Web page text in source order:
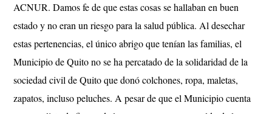
ACNUR. Damos fe de que estas cosas se hallaban en buen
estado y no eran un riesgo para la salud pública. Al desechar
estas pertenencias, el único abrigo que tenían las familias, el
Municipio de Quito no se ha percatado de la solidaridad de la
sociedad civil de Quito que donó colchones, ropa, maletas,
zapatos, incluso peluches. A pesar de que el Municipio cuenta